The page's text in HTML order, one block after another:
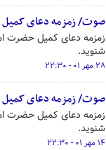
صوت/ زمزمه دعای کمیل
زمزمه دعای کمیل حضرت
شنوید.
۲۸ مهر ۰۱ - ۲۲:۳۰
صوت/ زمزمه دعای کمیل
زمزمه دعای کمیل حضرت
شنوید.
۱۴ مهر ۰۱ - ۲۲:۳۰